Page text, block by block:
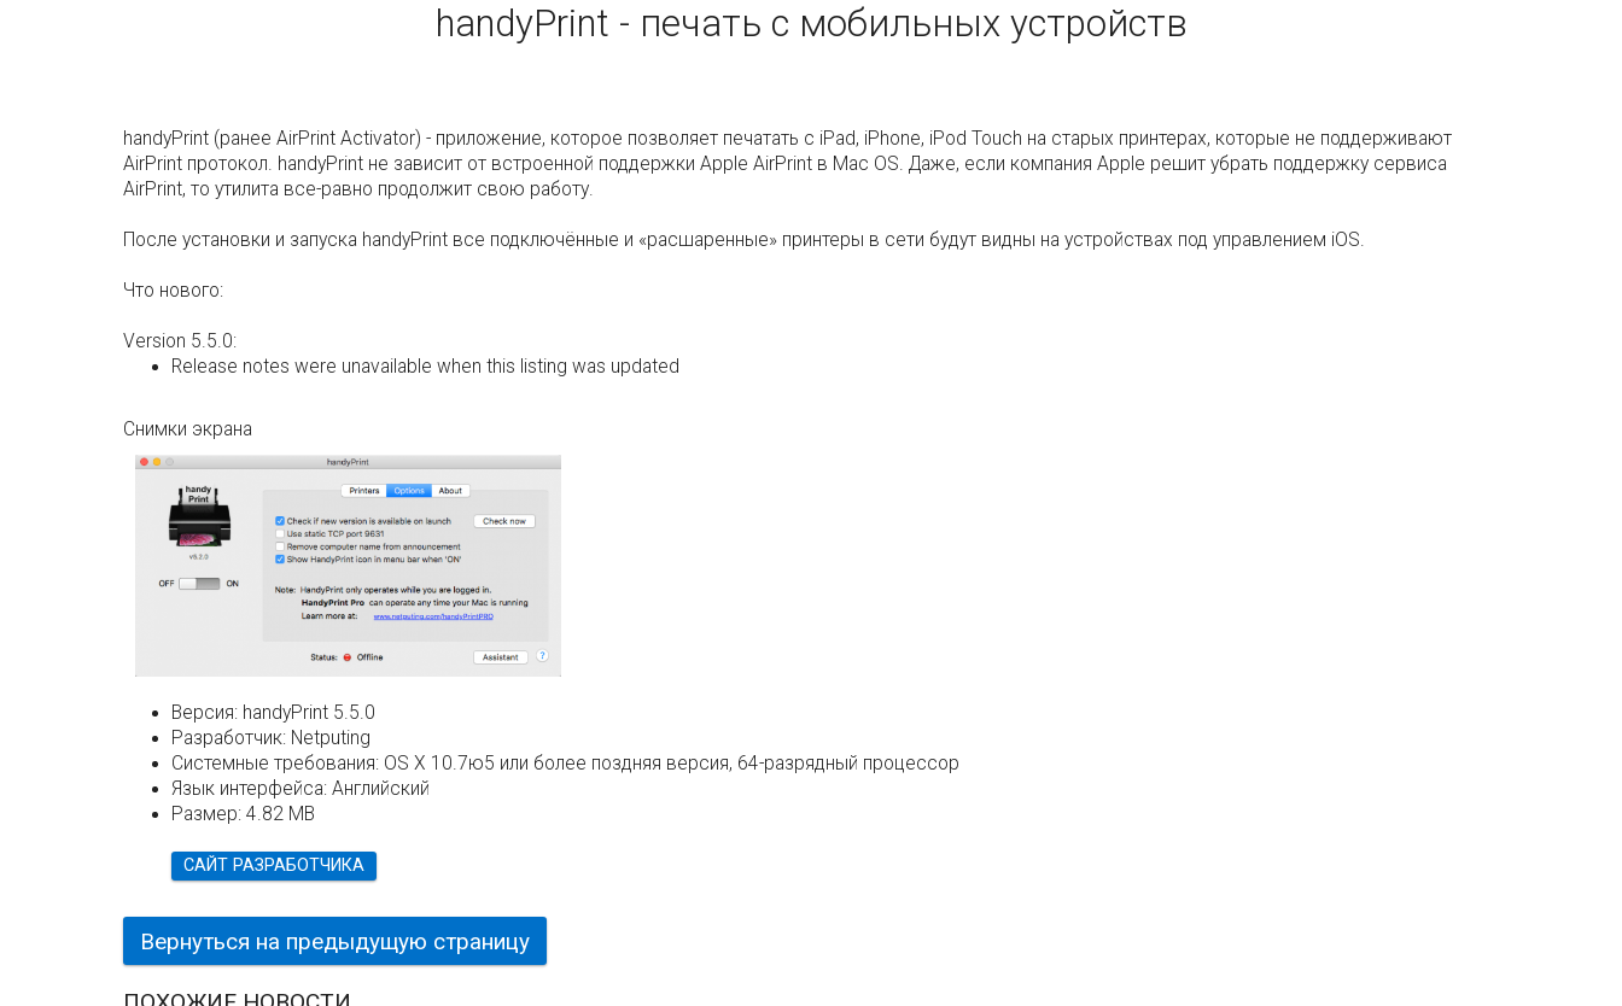
handyPrint - печать с мобильных устройств
handyPrint (ранее AirPrint Activator) - приложение, которое позволяет печатать с iPad, iPhone, iPod Touch на старых принтерах, которые не поддерживают
AirPrint протокол. handyPrint не зависит от встроенной поддержки Apple AirPrint в Mac OS. Даже, если компания Apple решит убрать поддержку сервиса
AirPrint, то утилита все-равно продолжит свою работу.
После установки и запуска handyPrint все подключённые и «расшаренные» принтеры в сети будут видны на устройствах под управлением iOS.
Что нового:
Version 5.5.0:
Release notes were unavailable when this listing was updated
Снимки экрана
Версия: handyPrint 5.5.0
Разработчик: Netputing
Системные требования: OS X 10.7ю5 или более поздняя версия, 64-разрядный процессор
Язык интерфейса: Английский
Размер: 4.82 MB
САЙТ РАЗРАБОТЧИКА
Вернуться на предыдущую страницу